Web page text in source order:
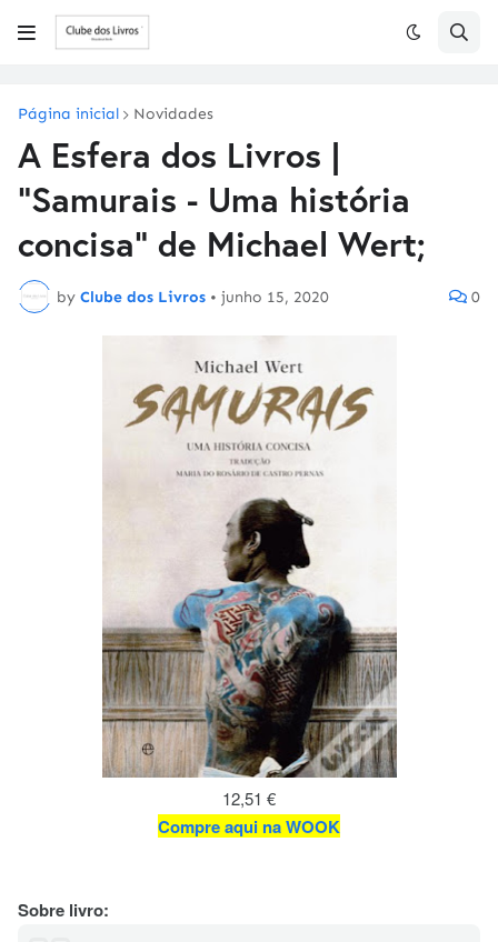
Página inicial Novidades
A Esfera dos Livros |
"Samurais - Uma história
concisa" de Michael Wert;
by Clube dos Livros • junho 15, 2020 0
12,51 €
Compre aqui na WOOK
Sobre livro: